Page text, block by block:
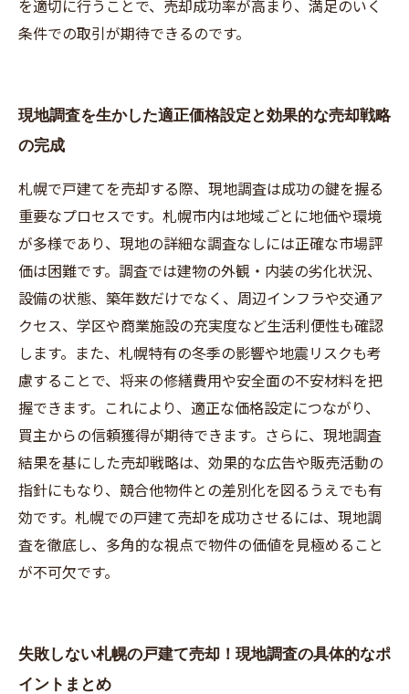
を適切に行うことで、売却成功率が高まり、満足のいく
条件での取引が期待できるのです。
現地調査を生かした適正価格設定と効果的な売却戦略
の完成
札幌で戸建てを売却する際、現地調査は成功の鍵を握る
重要なプロセスです。札幌市内は地域ごとに地価や環境
が多様であり、現地の詳細な調査なしには正確な市場評
価は困難です。調査では建物の外観・内装の劣化状況、
設備の状態、築年数だけでなく、周辺インフラや交通ア
クセス、学区や商業施設の充実度など生活利便性も確認
します。また、札幌特有の冬季の影響や地震リスクも考
慮することで、将来の修繕費用や安全面の不安材料を把
握できます。これにより、適正な価格設定につながり、
買主からの信頼獲得が期待できます。さらに、現地調査
結果を基にした売却戦略は、効果的な広告や販売活動の
指針にもなり、競合他物件との差別化を図るうえでも有
効です。札幌での戸建て売却を成功させるには、現地調
査を徹底し、多角的な視点で物件の価値を見極めること
が不可欠です。
失敗しない札幌の戸建て売却！現地調査の具体的なポ
イントまとめ